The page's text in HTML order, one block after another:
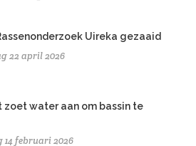
Uireka gezaaid
22 april 2026
zoet water aan om bassin te
14 februari 2026